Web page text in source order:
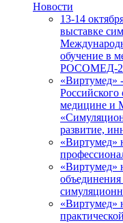
Новости
13-14
выставке
обучение в
РОСОМЕД-
«Виртумед»
медицине и
развитие,
«Виртумед»
«Виртумед»
объединения
«Виртумед»